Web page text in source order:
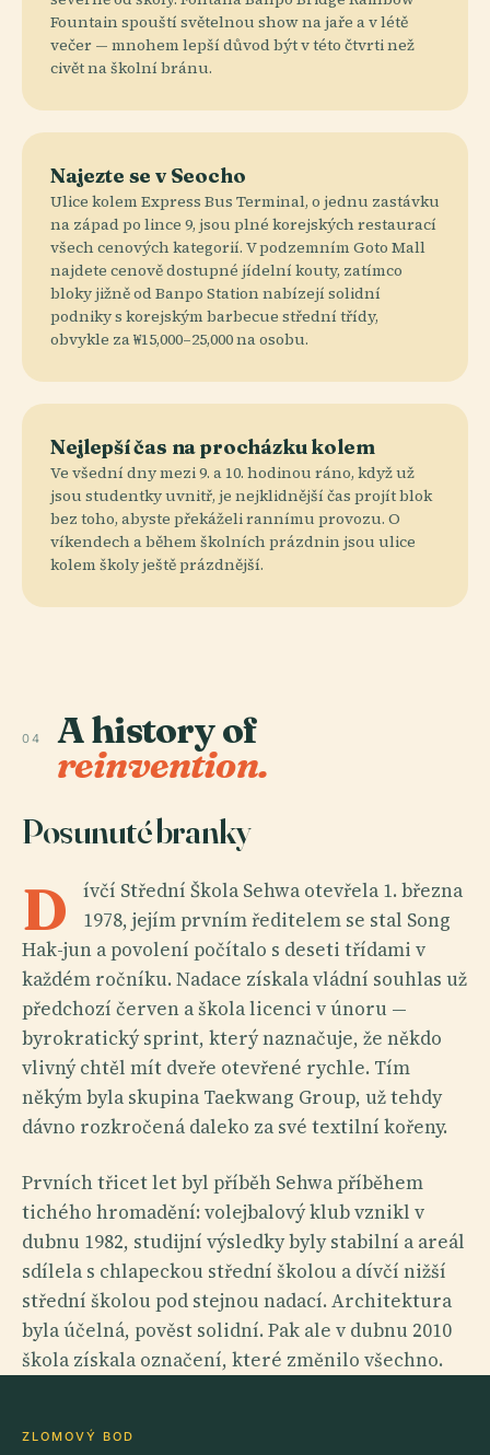
Fountain spouští světelnou show na jaře a v létě
večer — mnohem lepší důvod být v této čtvrti než
civět na školní bránu.
Najezte se v Seocho
Ulice kolem Express Bus Terminal, o jednu zastávku
na západ po lince 9, jsou plné korejských restaurací
všech cenových kategorií. V podzemním Goto Mall
najdete cenově dostupné jídelní kouty, zatímco
bloky jižně od Banpo Station nabízejí solidní
podniky s korejským barbecue střední třídy,
obvykle za ₩15,000–25,000 na osobu.
Nejlepší čas na procházku kolem
Ve všední dny mezi 9. a 10. hodinou ráno, když už
jsou studentky uvnitř, je nejklidnější čas projít blok
bez toho, abyste překáželi rannímu provozu. O
víkendech a během školních prázdnin jsou ulice
kolem školy ještě prázdnější.
04 A history of
reinvention.
Posunuté branky
D
ívčí Střední Škola Sehwa otevřela 1. března
1978, jejím prvním ředitelem se stal Song
Hak-jun a povolení počítalo s deseti třídami v
každém ročníku. Nadace získala vládní souhlas už
předchozí červen a škola licenci v únoru —
byrokratický sprint, který naznačuje, že někdo
vlivný chtěl mít dveře otevřené rychle. Tím
někým byla skupina Taekwang Group, už tehdy
dávno rozkročená daleko za své textilní kořeny.
Prvních třicet let byl příběh Sehwa příběhem
tichého hromadění: volejbalový klub vznikl v
dubnu 1982, studijní výsledky byly stabilní a areál
sdílela s chlapeckou střední školou a dívčí nižší
střední školou pod stejnou nadací. Architektura
byla účelná, pověst solidní. Pak ale v dubnu 2010
škola získala označení, které změnilo všechno.
ZLOMOVÝ BOD